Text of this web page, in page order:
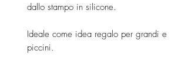
dallo stampo in silicone.
Ideale come idea regalo per grandi e
piccini.